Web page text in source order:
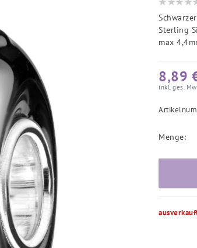
Sterling
max
8,89
inkl. ges.
Menge: